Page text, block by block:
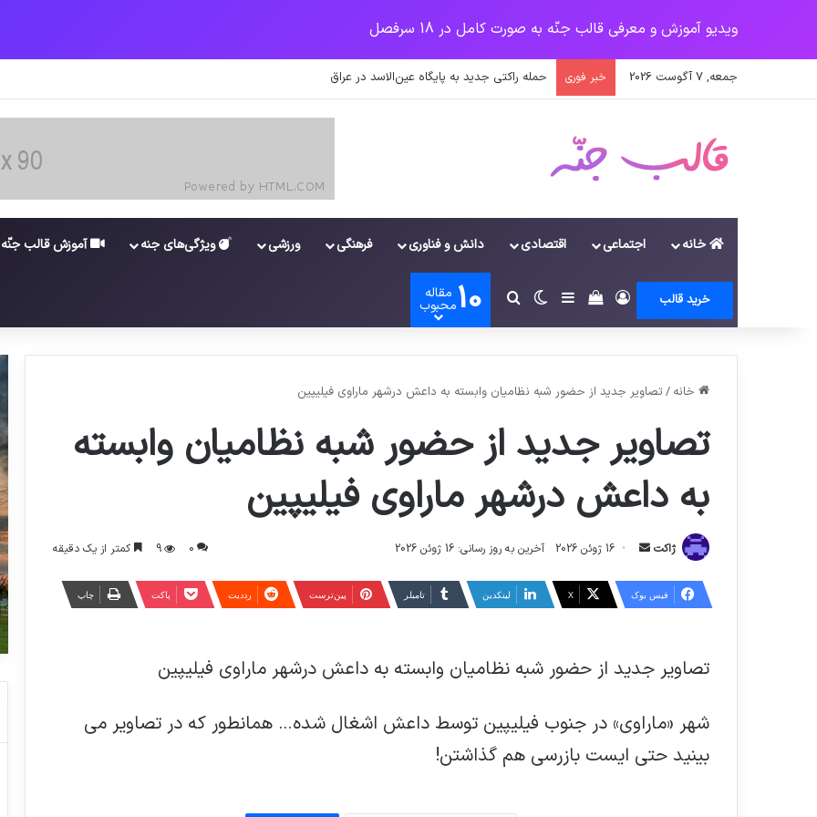
ویدیو آموزش و معرفی قالب جنّه به صورت کامل در 18 سرفصل
جمعه, 7 آگوست 2026 خبر فوری آتش سوزی در شیرخوارگاه آمنه
خانه اجتماعی اقتصادی دانش و فناوری فرهنگی ورزشی ویژگی‌های جنه آموزش قالب جنّه
خرید قالب وروددیدن سبد خرید
سایدبارتغییر پوسته
جستجو برای
10 مقاله
محبوب
خانه / تصاویر جدید از حضور شبه نظامیان وابسته به داعش درشهر ماراوی فیلیپین
تصاویر جدید از حضور شبه نظامیان وابسته
به داعش درشهر ماراوی فیلیپین
ژاکت
ارسال 16 ژوئن 2026 آخرین به روز رسانی: 16 ژوئن 2026 0
9 کمتر از یک دقیقه
فیس بوک X لینکدین ‫تامبلر ‫پین‌ترست ‫رددیت پاکت چاپ
تصاویر جدید از حضور شبه نظامیان وابسته به داعش درشهر ماراوی فیلیپین
شهر «ماراوی» در جنوب فیلیپین توسط داعش اشغال شده… همانطور که در تصاویر می
بینید حتی ایست بازرسی هم گذاشتن!